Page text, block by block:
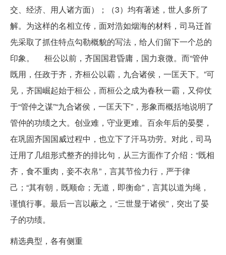
交、经济、用人诸方面）；（3）均有著述，世人多所了
解。为这样的名相立传，面对浩如烟海的材料，司马迁首
先采取了抓住特点勾勒概貌的写法，给人们留下一个总的
印象。 桓公以前，齐国国君昏庸，国力衰微。而“管仲
既用，任政于齐，齐桓公以霸，九合诸侯，一匡天下。”可
见，齐国崛起始于桓公，而桓公之成为春秋一霸，又仰仗
于“管仲之谋”“九合诸侯，一匡天下”，形象而概括地说明了
管仲的功绩之大。创业难，守业更难。百余年后的晏婴，
在巩固齐国国威过程中，也立下了汗马功劳。对此，司马
迁用了几组形式整齐的排比句，从三方面作了介绍：“既相
齐，食不重肉，妾不衣帛”，言其节俭力行，严于律
己；“其有朝，既顺命；无道，即衡命”，言其以道为绳，
谨慎行事。最后一言以蔽之，“三世显于诸侯”，突出了晏
子的功绩。
精选典型，各有侧重